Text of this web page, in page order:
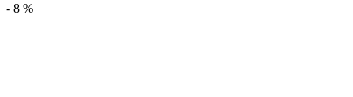
- 8 %